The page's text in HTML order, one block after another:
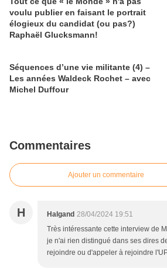
voulu publier en faisant le portrait
élogieux du candidat (ou pas?)
Raphaël Glucksmann!
Séquences d’une vie militante (4) –
Les années Waldeck Rochet – avec
Michel Duffour
Commentaires
Ajouter un commentaire
H Halgand 28/04/2024 19:51
Très intéressante cette interview de
je n'ai rien distingué dans ses dires
rejoindre ou d'appeler à rejoindre